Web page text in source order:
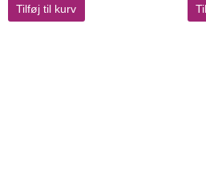
Tilføj til kurv